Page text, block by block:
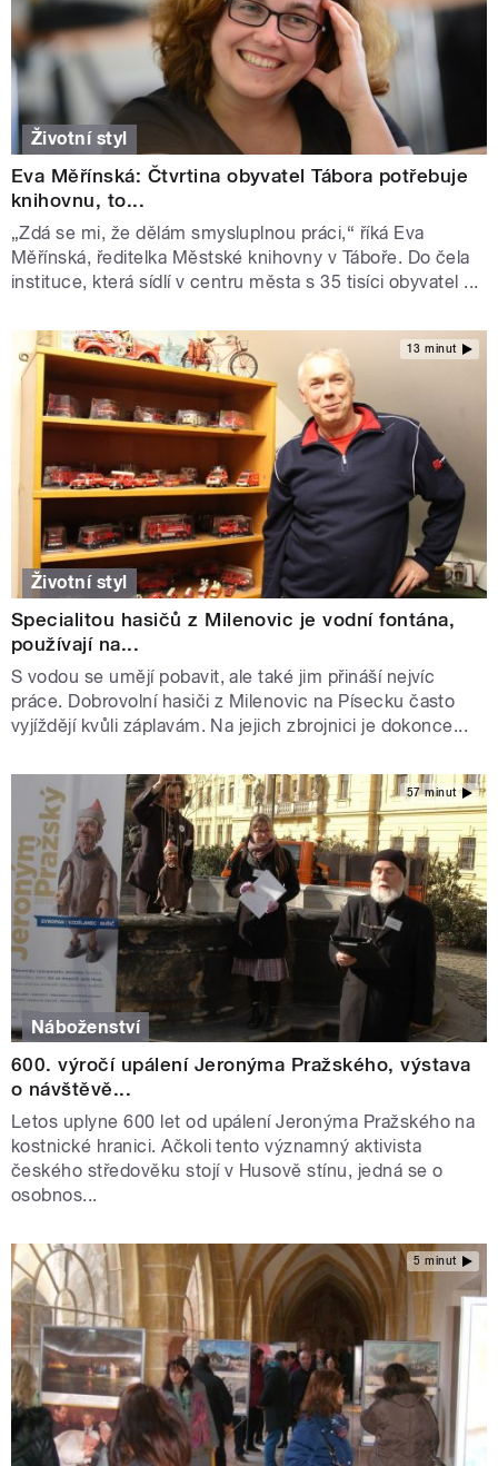
Životní styl
Eva Měřínská: Čtvrtina obyvatel Tábora potřebuje
knihovnu, to...
„Zdá se mi, že dělám smysluplnou práci,“ říká Eva
Měřínská, ředitelka Městské knihovny v Táboře. Do čela
instituce, která sídlí v centru města s 35 tisíci obyvatel ...
13 minut
Životní styl
Specialitou hasičů z Milenovic je vodní fontána,
používají na...
S vodou se umějí pobavit, ale také jim přináší nejvíc
práce. Dobrovolní hasiči z Milenovic na Písecku často
vyjíždějí kvůli záplavám. Na jejich zbrojnici je dokonce...
57 minut
Náboženství
600. výročí upálení Jeronýma Pražského, výstava
o návštěvě...
Letos uplyne 600 let od upálení Jeronýma Pražského na
kostnické hranici. Ačkoli tento významný aktivista
českého středověku stojí v Husově stínu, jedná se o
osobnos...
5 minut